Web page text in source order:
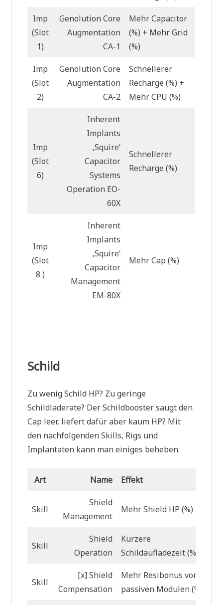
Imp
(Slot
1)
Genolution Core
Augmentation
CA-1
Mehr Capacitor
(%) + Mehr Grid
(%)
Imp
(Slot
2)
Genolution Core
Augmentation
CA-2
Schnellerer
Recharge (%) +
Mehr CPU (%)
Imp
(Slot
6)
Inherent
Implants
‚Squire‘
Capacitor
Systems
Operation EO-
60X
Schnellerer
Recharge (%)
Imp
(Slot
8 )
Inherent
Implants
‚Squire‘
Capacitor
Management
EM-80X
Mehr Cap (%)
Schild
Zu wenig Schild HP? Zu geringe
Schildladerate? Der Schildbooster saugt den
Cap leer, liefert dafür aber kaum HP? Mit
den nachfolgenden Skills, Rigs und
Implantaten kann man einiges beheben.
Art Name Effekt
Skill
Shield
Management
Mehr Shield HP (%)
Skill
Shield
Operation
Kürzere
Schildaufladezeit (%)
Skill
[x] Shield
Compensation
Mehr Resibonus von
passiven Modulen (%)